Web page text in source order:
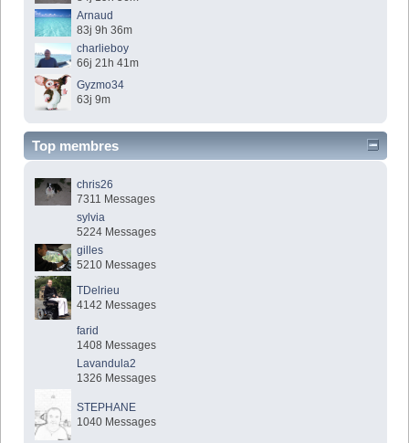
Arnaud
83j 9h 36m
charlieboy
66j 21h 41m
Gyzmo34
63j 9m
Top membres
chris26
7311 Messages
sylvia
5224 Messages
gilles
5210 Messages
TDelrieu
4142 Messages
farid
1408 Messages
Lavandula2
1326 Messages
STEPHANE
1040 Messages